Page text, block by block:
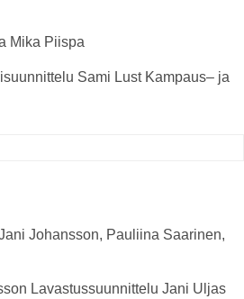
Mika Piispa
Sami Lust Kampaus– ja
Johansson, Pauliina Saarinen,
Lavastussuunnittelu Jani Uljas